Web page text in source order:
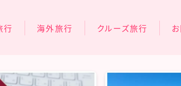
行 海外旅行
フィンランド旅行
クルーズ旅行
コスタフォーチュナ